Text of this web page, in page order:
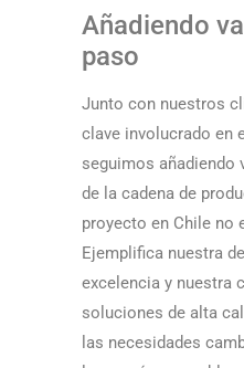
Añadiendo
paso
Junto con nuestros
clave involucrado en
seguimos añadiendo
de la cadena de
proyecto en Chile no
Ejemplifica nuestra
excelencia y nuestra
soluciones de alta
las necesidades